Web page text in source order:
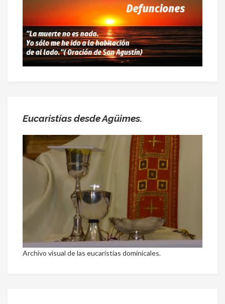
Eucaristías desde Agüimes.
Archivo visual de las eucaristías dominicales.